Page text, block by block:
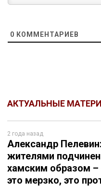
0 КОММЕНТАРИЕВ
АКТУАЛЬНЫЕ
2 года назад
Александр
жителями
хамским образом –
это мерзко, это